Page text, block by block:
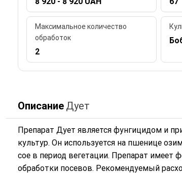
Максимальное количество
обработок
2
Описание Дует
Препарат Дует является фунгицидом и
культур. Он используется на пшенице
сое в период вегетации. Препарат имеет
обработки посевов. Рекомендуемый